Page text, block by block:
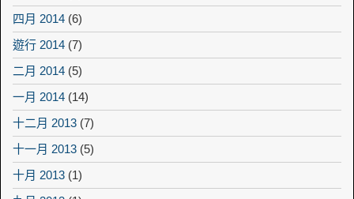
四月 2014 (6)
遊行 2014 (7)
二月 2014 (5)
一月 2014 (14)
十二月 2013 (7)
十一月 2013 (5)
十月 2013 (1)